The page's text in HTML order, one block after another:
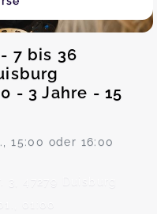
7 bis 36
- 3 Jahre - 15
15:00 oder 16:00
3, 47279 Duisburg
01:00